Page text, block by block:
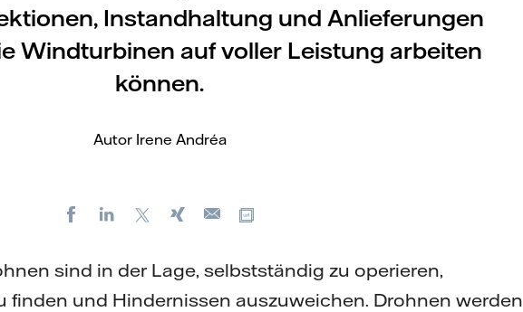
Instandhaltung und Anlieferungen
Windturbinen auf voller Leistung arbeiten
können.
Autor Irene Andréa
FacebookLinkedIn Xing
E-
sind in der Lage, selbstständig zu operieren,
finden und Hindernissen auszuweichen. Drohnen werden